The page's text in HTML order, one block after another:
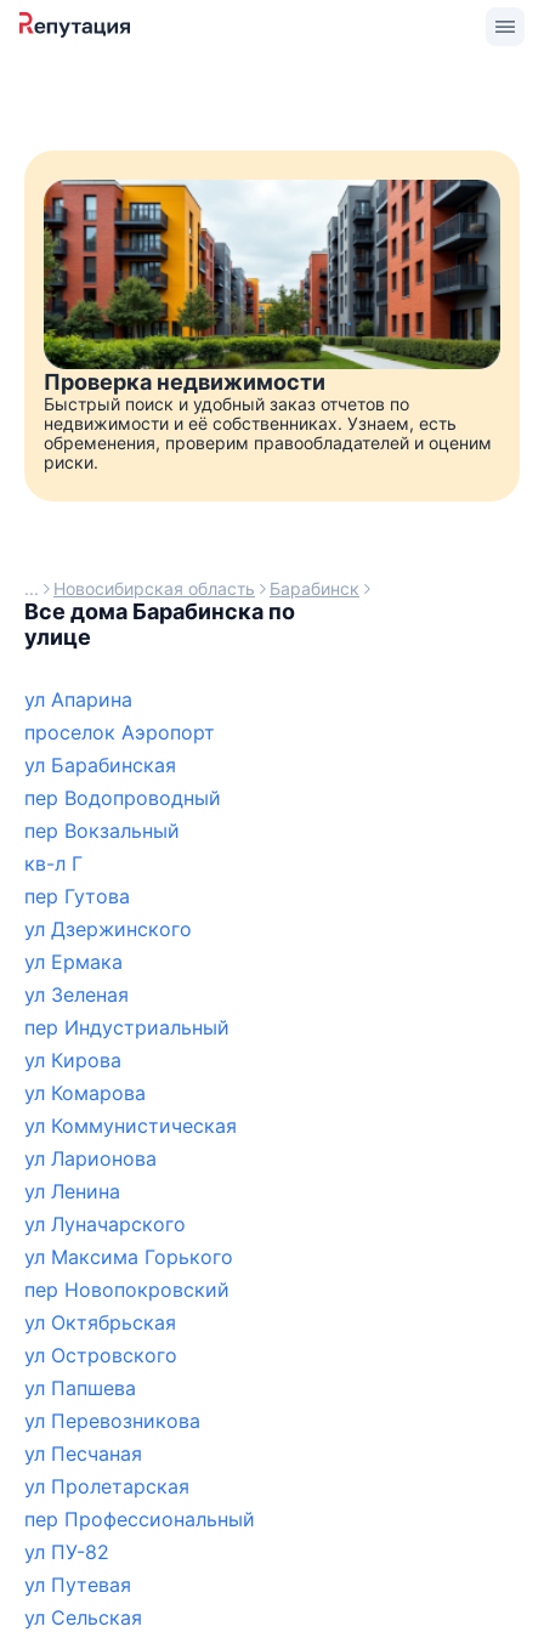
Проверка недвижимости
Быстрый поиск и удобный заказ отчетов по
недвижимости и её собственниках. Узнаем, есть
обременения, проверим правообладателей и оценим
риски.
Новосибирская область Барабинск
Все дома Барабинска по
улице
ул Апарина
проселок Аэропорт
ул Барабинская
пер Водопроводный
пер Вокзальный
кв-л Г
пер Гутова
ул Дзержинского
ул Ермака
ул Зеленая
пер Индустриальный
ул Кирова
ул Комарова
ул Коммунистическая
ул Ларионова
ул Ленина
ул Луначарского
ул Максима Горького
пер Новопокровский
ул Октябрьская
ул Островского
ул Папшева
ул Перевозникова
ул Песчаная
ул Пролетарская
пер Профессиональный
ул ПУ-82
ул Путевая
ул Сельская